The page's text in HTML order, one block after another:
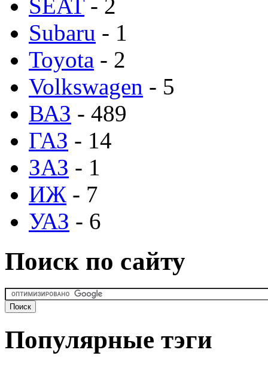
SEAT- 2
Subaru - 1
Toyota - 2
Volkswagen - 5
ВАЗ - 489
ГАЗ - 14
ЗАЗ - 1
ИЖ - 7
УАЗ - 6
Поиск по сайту
Популярные тэги